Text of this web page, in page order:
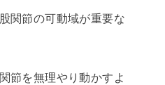
関節の可動域が重要な
節を無理やり動かすよ